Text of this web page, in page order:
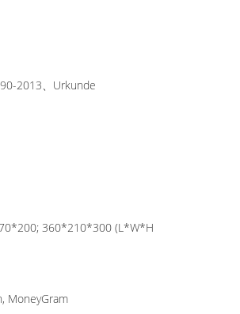
2013、Urkunde
360*210*300 (L*W*H
MoneyGram